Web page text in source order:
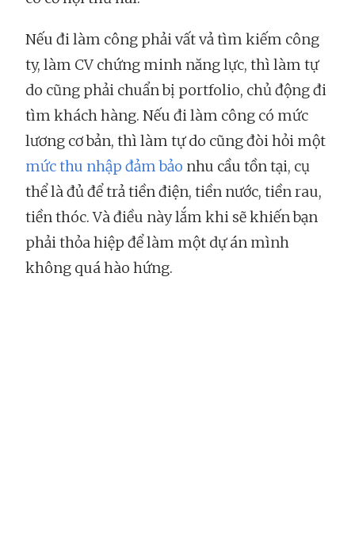
Nếu đi làm công phải vất vả tìm kiếm công
ty, làm CV chứng minh năng lực, thì làm tự
do cũng phải chuẩn bị portfolio, chủ động đi
tìm khách hàng. Nếu đi làm công có mức
lương cơ bản, thì làm tự do cũng đòi hỏi một
mức thu nhập đảm bảo nhu cầu tồn tại, cụ
thể là đủ để trả tiền điện, tiền nước, tiền rau,
tiền thóc. Và điều này lắm khi sẽ khiến bạn
phải thỏa hiệp để làm một dự án mình
không quá hào hứng.